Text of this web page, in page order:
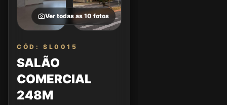
Ver todas as 10 fotos
CÓD: SL0015
SALÃO
COMERCIAL
248M